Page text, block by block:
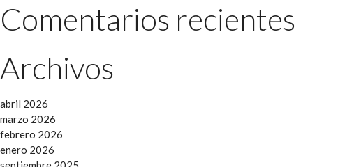
Comentarios recientes
Archivos
abril 2026
marzo 2026
febrero 2026
enero 2026